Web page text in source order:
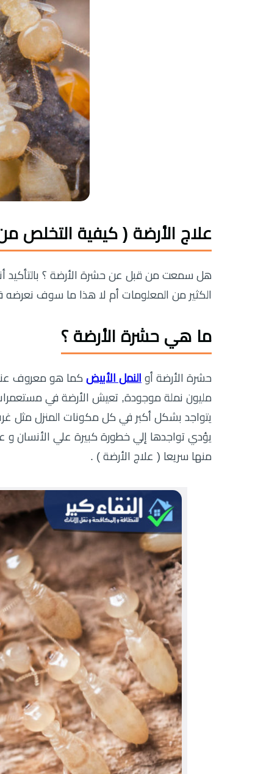
علاج الأرضة ( كيفية التخلص
هل سمعت من قبل عن حشرة الأرضة ؟
الكثير من المعلومات أم لا هذا ما سوف نعرضه
ما هي حشرة الأرضة ؟
حشرة الأرضة أو النمل الأبيض كما هو معروف
مليون نملة موجودة, تعيش الأرضة في
يتواجد بشكل أكبر في كل مكونات المنزل مثل
يؤدي تواجدها إلي خطورة كبيرة علي الأنسان و
منها سريعا ( علاج الأرضة ) .